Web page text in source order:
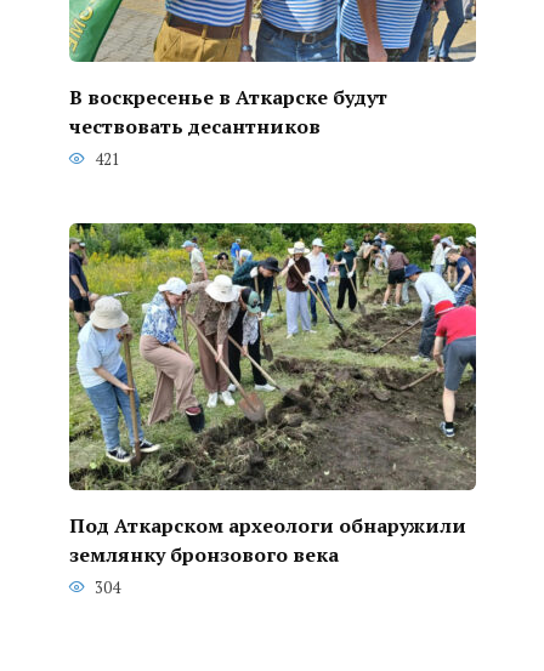
В воскресенье в Аткарске будут
чествовать десантников
421
Под Аткарском археологи обнаружили
землянку бронзового века
304